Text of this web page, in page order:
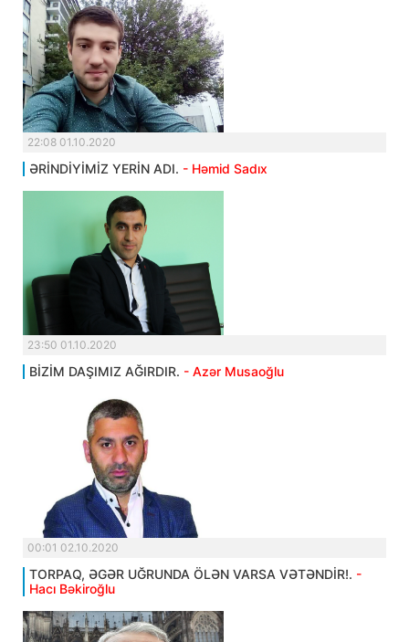
22:08 01.10.2020
ƏRİNDİYİMİZ YERİN ADI. - Həmid Sadıx
23:50 01.10.2020
BİZİM DAŞIMIZ AĞIRDIR. - Azər Musaoğlu
00:01 02.10.2020
TORPAQ, ƏGƏR UĞRUNDA ÖLƏN VARSA VƏTƏNDİR!. -
Hacı Bəkiroğlu